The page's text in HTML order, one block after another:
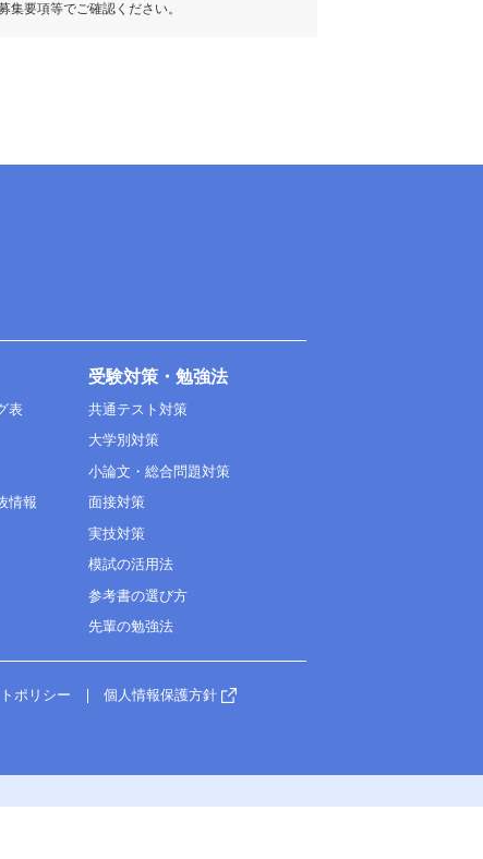
要項等でご確認ください。
表
情報
受験対策・勉強法
共通テスト対策
大学別対策
小論文・総合問題対策
面接対策
実技対策
模試の活用法
参考書の選び方
先輩の勉強法
ポリシー 個人情報保護方針